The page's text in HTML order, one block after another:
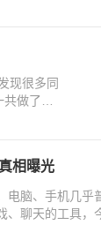
现很多同
做了6
相曝光
脑、手机几乎
、聊天的工具，